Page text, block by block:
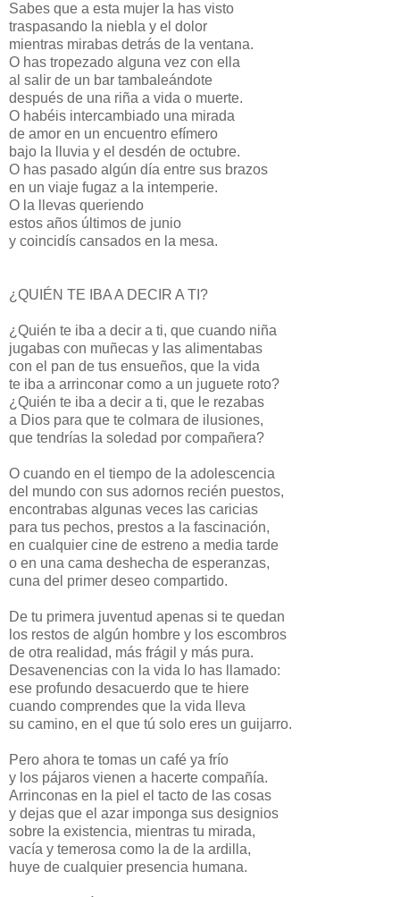
Sabes que a esta mujer la has visto
traspasando la niebla y el dolor
mientras mirabas detrás de la ventana.
O has tropezado alguna vez con ella
al salir de un bar tambaleándote
después de una riña a vida o muerte.
O habéis intercambiado una mirada
de amor en un encuentro efímero
bajo la lluvia y el desdén de octubre.
O has pasado algún día entre sus brazos
en un viaje fugaz a la intemperie.
O la llevas queriendo
estos años últimos de junio
y coincidís cansados en la mesa.
¿QUIÉN TE IBA A DECIR A TI?
¿Quién te iba a decir a ti, que cuando niña
jugabas con muñecas y las alimentabas
con el pan de tus ensueños, que la vida
te iba a arrinconar como a un juguete roto?
¿Quién te iba a decir a ti, que le rezabas
a Dios para que te colmara de ilusiones,
que tendrías la soledad por compañera?
O cuando en el tiempo de la adolescencia
del mundo con sus adornos recién puestos,
encontrabas algunas veces las caricias
para tus pechos, prestos a la fascinación,
en cualquier cine de estreno a media tarde
o en una cama deshecha de esperanzas,
cuna del primer deseo compartido.
De tu primera juventud apenas si te quedan
los restos de algún hombre y los escombros
de otra realidad, más frágil y más pura.
Desavenencias con la vida lo has llamado:
ese profundo desacuerdo que te hiere
cuando comprendes que la vida lleva
su camino, en el que tú solo eres un guijarro.
Pero ahora te tomas un café ya frío
y los pájaros vienen a hacerte compañía.
Arrinconas en la piel el tacto de las cosas
y dejas que el azar imponga sus designios
sobre la existencia, mientras tu mirada,
vacía y temerosa como la de la ardilla,
huye de cualquier presencia humana.